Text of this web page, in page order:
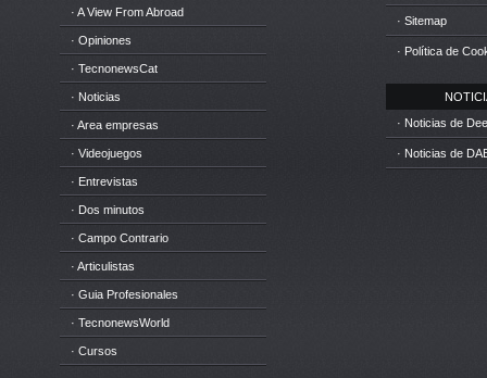
· A View From Abroad
· Opiniones
· TecnonewsCat
· Noticias
· Area empresas
· Videojuegos
· Entrevistas
· Dos minutos
· Campo Contrario
· Articulistas
· Guia Profesionales
· TecnonewsWorld
· Cursos
· Sitemap
· Política de
· Noticias de
· Noticias de